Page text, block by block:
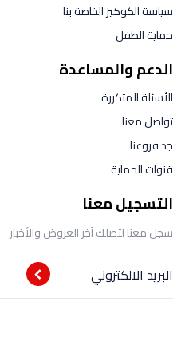
سياسة الكوكيز الخاصة بنا
حماية الطفل
الدعم والمساعدة
الأسئلة المتكررة
تواصل معنا
جد فروعنا
قنوات الحماية
التسجيل معنا
سجل معنا لتصلك آخر العروض والأخبار
البريد الالكتروني